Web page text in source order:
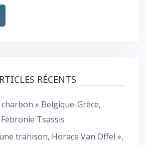
RÉCENTS
» Belgique-Grèce,
Tsassis
trahison, Horace Van Offel »,